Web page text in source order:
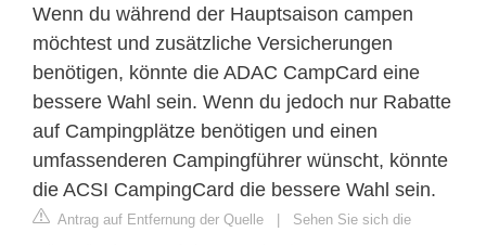
Wenn du während der Hauptsaison campen
möchtest und zusätzliche Versicherungen
benötigen, könnte die ADAC CampCard eine
bessere Wahl sein. Wenn du jedoch nur Rabatte
auf Campingplätze benötigen und einen
umfassenderen Campingführer wünscht, könnte
die ACSI CampingCard die bessere Wahl sein.
Antrag auf Entfernung der Quelle | Sehen Sie sich die